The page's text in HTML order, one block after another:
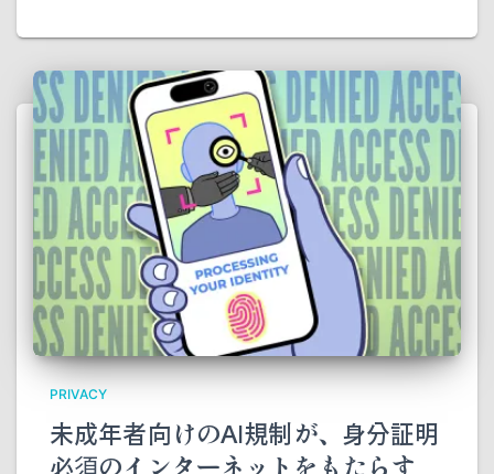
PRIVACY
未成年者向けのAI規制が、身分証明
必須のインターネットをもたらす